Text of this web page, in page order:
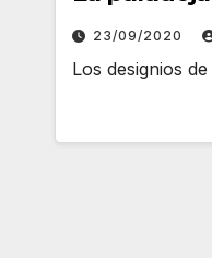
23/09/2020
Los designios